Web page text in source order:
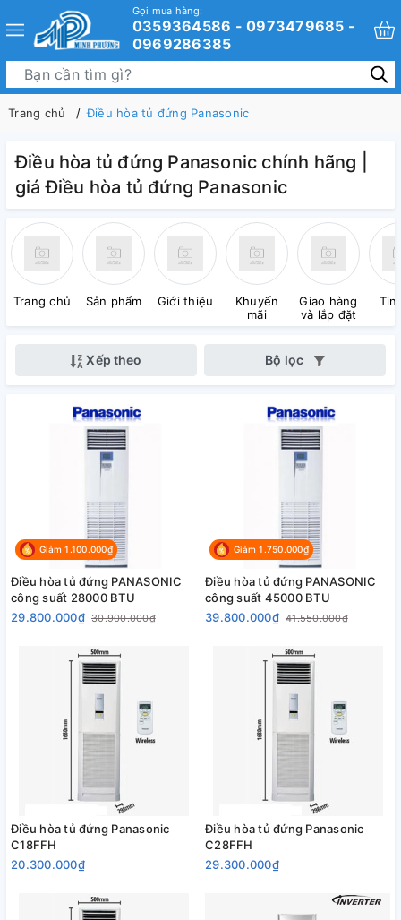
Gọi mua hàng:
0359364586 - 0973479685 -
0969286385
Trang chủ Điều hòa tủ đứng Panasonic
Điều hòa tủ đứng Panasonic chính hãng |
giá Điều hòa tủ đứng Panasonic
Trang chủ Sản phẩm Giới thiệu
Khuyến
mãi
Giao hàng
và lắp đặt
Tin
Xếp theo Bộ lọc
Giảm 1.100.000₫
Điều hòa tủ đứng PANASONIC
công suất 28000 BTU
29.800.000₫ 30.900.000₫
Giảm 1.750.000₫
Điều hòa tủ đứng PANASONIC
công suất 45000 BTU
39.800.000₫ 41.550.000₫
Điều hòa tủ đứng Panasonic
C18FFH
20.300.000₫
Điều hòa tủ đứng Panasonic
C28FFH
29.300.000₫